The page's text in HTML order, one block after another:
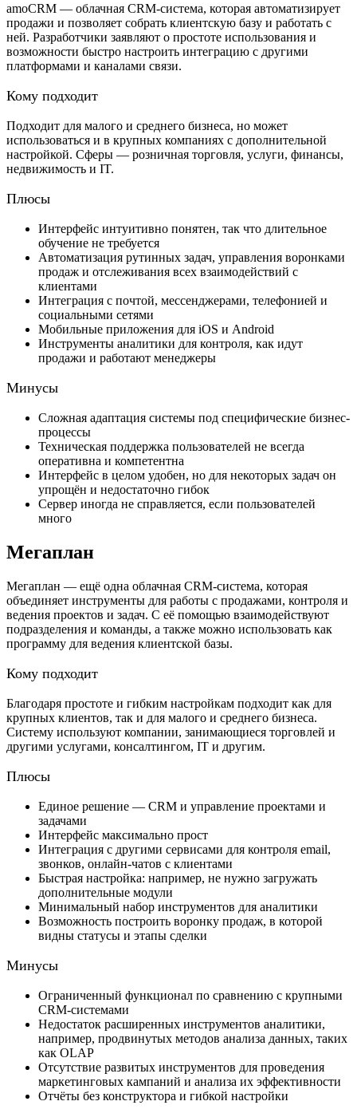
amoCRM — облачная CRM-система, которая автоматизирует
продажи и позволяет собрать клиентскую базу и работать с
ней. Разработчики заявляют о простоте использования и
возможности быстро настроить интеграцию с другими
платформами и каналами связи.
Кому подходит
Подходит для малого и среднего бизнеса, но может
использоваться и в крупных компаниях с дополнительной
настройкой. Сферы — розничная торговля, услуги, финансы,
недвижимость и IT.
Плюсы
Интерфейс интуитивно понятен, так что длительное
обучение не требуется
Автоматизация рутинных задач, управления воронками
продаж и отслеживания всех взаимодействий с
клиентами
Интеграция с почтой, мессенджерами, телефонией и
социальными сетями
Мобильные приложения для iOS и Android
Инструменты аналитики для контроля, как идут
продажи и работают менеджеры
Минусы
Сложная адаптация системы под специфические бизнес-
процессы
Техническая поддержка пользователей не всегда
оперативна и компетентна
Интерфейс в целом удобен, но для некоторых задач он
упрощён и недостаточно гибок
Сервер иногда не справляется, если пользователей
много
Мегаплан
Мегаплан — ещё одна облачная CRM-система, которая
объединяет инструменты для работы с продажами, контроля и
ведения проектов и задач. С её помощью взаимодействуют
подразделения и команды, а также можно использовать как
программу для ведения клиентской базы.
Кому подходит
Благодаря простоте и гибким настройкам подходит как для
крупных клиентов, так и для малого и среднего бизнеса.
Систему используют компании, занимающиеся торговлей и
другими услугами, консалтингом, IT и другим.
Плюсы
Единое решение — CRM и управление проектами и
задачами
Интерфейс максимально прост
Интеграция с другими сервисами для контроля email,
звонков, онлайн-чатов с клиентами
Быстрая настройка: например, не нужно загружать
дополнительные модули
Минимальный набор инструментов для аналитики
Возможность построить воронку продаж, в которой
видны статусы и этапы сделки
Минусы
Ограниченный функционал по сравнению с крупными
CRM-системами
Недостаток расширенных инструментов аналитики,
например, продвинутых методов анализа данных, таких
как OLAP
Отсутствие развитых инструментов для проведения
маркетинговых кампаний и анализа их эффективности
Отчёты без конструктора и гибкой настройки